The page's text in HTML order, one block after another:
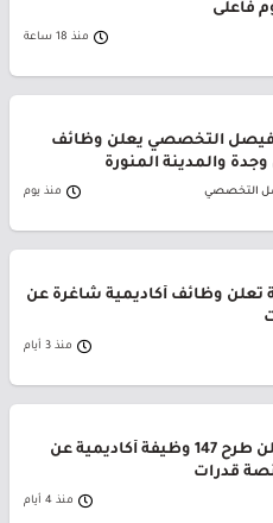
فأعلى
منذ 18 ساعة
التخصصي يعلن وظائف
والمدينة المنورة
التخصصي منذ يوم
تعلن وظائف أكاديمية شاغرة عن
منذ 3 أيام
جامعة القصيم تعلن طرح 147 وظيفة أكاديمية عن
قدرات
منذ 4 أيام